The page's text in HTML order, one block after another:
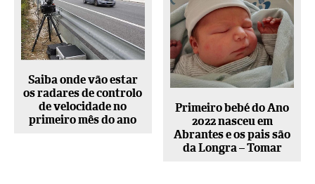
Saiba onde vão estar
os radares de controlo
de velocidade no
primeiro mês do ano
Primeiro bebé do Ano
2022 nasceu em
Abrantes e os pais são
da Longra – Tomar